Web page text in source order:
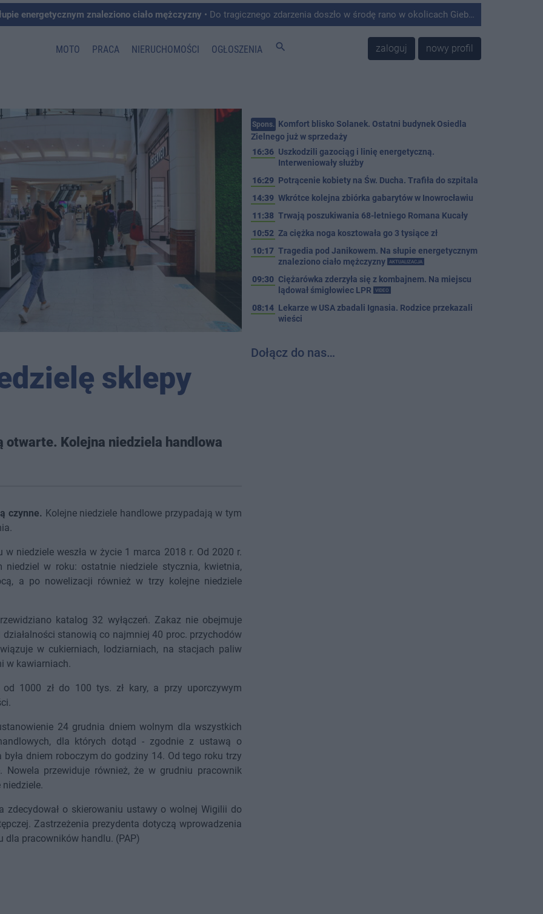
energetycznym znaleziono ciało mężczyzny • Do tragicznego zdarzenia doszło w środę rano w okolicach Giebni koło Janikowa. Wówczas na słupie energetycznym odnaleziono ciało mężczyzny.
MOTO PRACA NIERUCHOMOŚCI OGŁOSZENIA search zaloguj nowy profil
sklepy
otwarte. Kolejna niedziela handlowa
czynne. Kolejne niedziele handlowe przypadają w tym
niedziele weszła w życie 1 marca 2018 r. Od 2020 r.
w roku: ostatnie niedziele stycznia, kwietnia,
a po nowelizacji również w trzy kolejne niedziele
katalog 32 wyłączeń. Zakaz nie obejmuje
stanowią co najmniej 40 proc. przychodów
w cukierniach, lodziarniach, na stacjach paliw
w kawiarniach.
1000 zł do 100 tys. zł kary, a przy uporczywym
24 grudnia dniem wolnym dla wszystkich
dla których dotąd - zgodnie z ustawą o
dniem roboczym do godziny 14. Od tego roku trzy
Nowela przewiduje również, że w grudniu pracownik
zdecydował o skierowaniu ustawy o wolnej Wigilii do
Zastrzeżenia prezydenta dotyczą wprowadzenia
dla pracowników handlu. (PAP)
Spons. Komfort blisko Solanek. Ostatni budynek Osiedla
Zielnego już w sprzedaży
16:36 Uszkodzili gazociąg i linię energetyczną.
Interweniowały służby
16:29 Potrącenie kobiety na Św. Ducha. Trafiła do szpitala
14:39 Wkrótce kolejna zbiórka gabarytów w Inowrocławiu
11:38 Trwają poszukiwania 68-letniego Romana Kucały
10:52 Za ciężka noga kosztowała go 3 tysiące zł
10:17 Tragedia pod Janikowem. Na słupie energetycznym
znaleziono ciało mężczyzny
AKTUALIZACJA
09:30 Ciężarówka zderzyła się z kombajnem. Na miejscu
lądował śmigłowiec LPR
VIDEO
08:14 Lekarze w USA zbadali Ignasia. Rodzice przekazali
wieści
Dołącz do nas…